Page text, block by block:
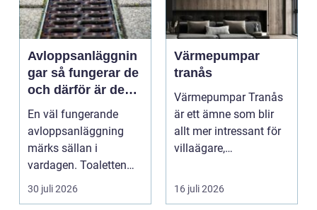
Avloppsanläggnin
gar så fungerar de
och därför är de
viktigare än många
tror
En väl fungerande
avloppsanläggning
märks sällan i
vardagen. Toaletten
spolas, vattnet rinner
undan ...
30 juli 2026
Värmepumpar
tranås
Värmepumpar Tranås
är ett ämne som blir
allt mer intressant för
villaägare,
o...
16 juli 2026